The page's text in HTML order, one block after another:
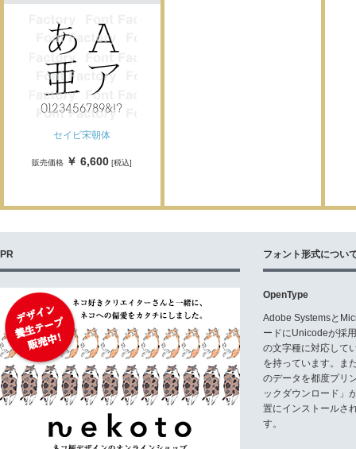
セイビ宋朝体
販売価格 ￥ 6,600 [税込]
PR フォント形式につい
OpenType
Adobe Systemsと
ードにUnicodeが採
の文字種に対応して
を持っています。ま
のデータを都度プリ
ックダウンロード」
置にインストールさ
す。